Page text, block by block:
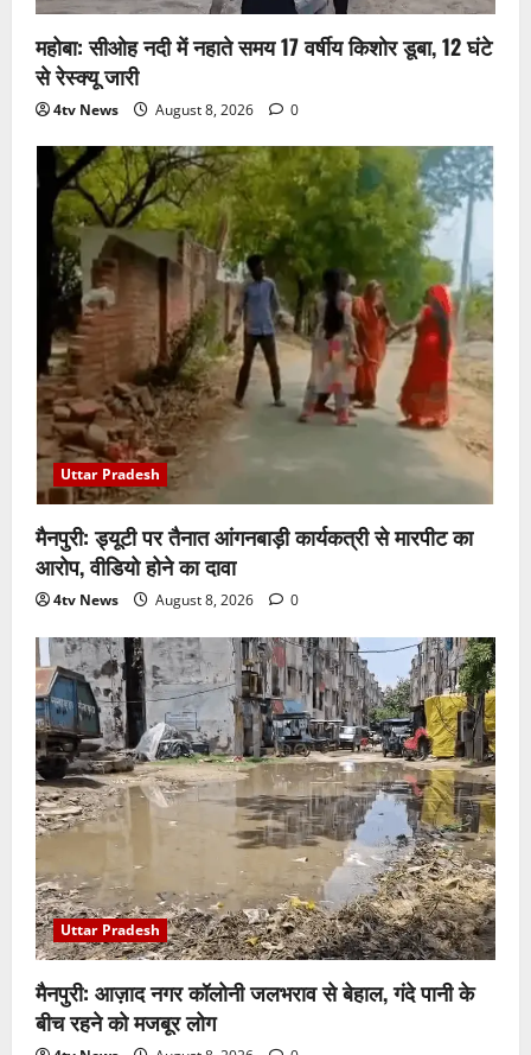
महोबा: सीओह नदी में नहाते समय 17 वर्षीय किशोर डूबा, 12 घंटे
से रेस्क्यू जारी
4tv News August 8, 2026 0
Uttar Pradesh
मैनपुरी: ड्यूटी पर तैनात आंगनबाड़ी कार्यकत्री से मारपीट का
आरोप, वीडियो होने का दावा
4tv News August 8, 2026 0
Uttar Pradesh
मैनपुरी: आज़ाद नगर कॉलोनी जलभराव से बेहाल, गंदे पानी के
बीच रहने को मजबूर लोग